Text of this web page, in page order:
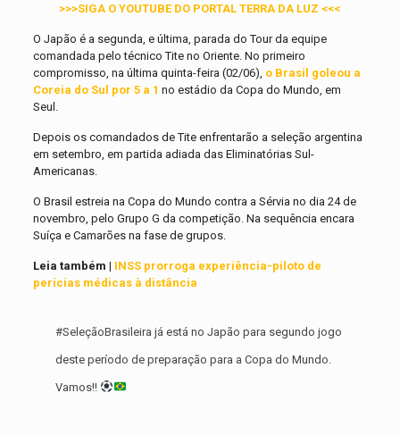
>>>SIGA O YOUTUBE DO PORTAL TERRA DA LUZ <<<
O Japão é a segunda, e última, parada do Tour da equipe
comandada pelo técnico Tite no Oriente. No primeiro
compromisso, na última quinta-feira (02/06), o Brasil goleou a
Coreia do Sul por 5 a 1 no estádio da Copa do Mundo, em
Seul.
Depois os comandados de Tite enfrentarão a seleção argentina
em setembro, em partida adiada das Eliminatórias Sul-
Americanas.
O Brasil estreia na Copa do Mundo contra a Sérvia no dia 24 de
novembro, pelo Grupo G da competição. Na sequência encara
Suíça e Camarões na fase de grupos.
Leia também | INSS prorroga experiência-piloto de
perícias médicas à distância
#SeleçãoBrasileira já está no Japão para segundo jogo
deste período de preparação para a Copa do Mundo.
Vamos!!